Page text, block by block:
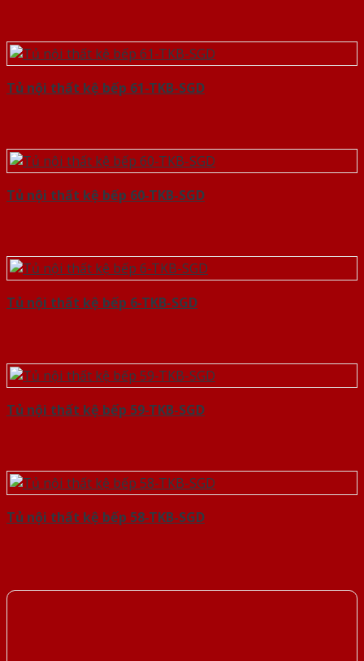
Tủ nội thất kệ bếp 61-TKB-SGD
Tủ nội thất kệ bếp 60-TKB-SGD
Tủ nội thất kệ bếp 6-TKB-SGD
Tủ nội thất kệ bếp 59-TKB-SGD
Tủ nội thất kệ bếp 58-TKB-SGD